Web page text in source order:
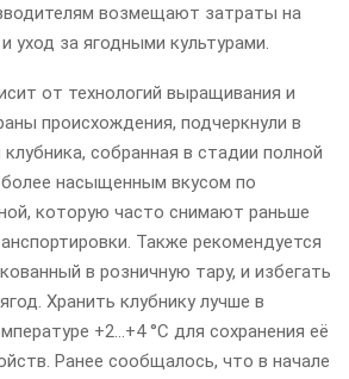
возмещают затраты на
уход за ягодными культурами.
от технологий выращивания и
происхождения, подчеркнули в
собранная в стадии полной
насыщенным вкусом по
которую часто снимают раньше
Также рекомендуется
в розничную тару, и избегать
Хранить клубнику лучше в
+2…+4 °C для сохранения её
Ранее сообщалось, что в начале